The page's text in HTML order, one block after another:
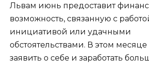
Львам июнь предоставит
возможность, связанную с
инициативой или удачными
обстоятельствами. В этом
заявить о себе и заработать